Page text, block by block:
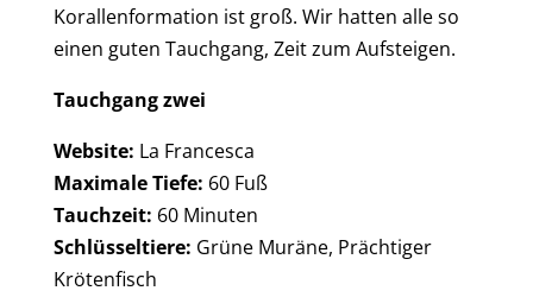
Korallenformation ist groß. Wir hatten alle so
einen guten Tauchgang, Zeit zum Aufsteigen.
Tauchgang zwei
Website: La Francesca
Maximale Tiefe: 60 Fuß
Tauchzeit: 60 Minuten
Schlüsseltiere: Grüne Muräne, Prächtiger
Krötenfisch